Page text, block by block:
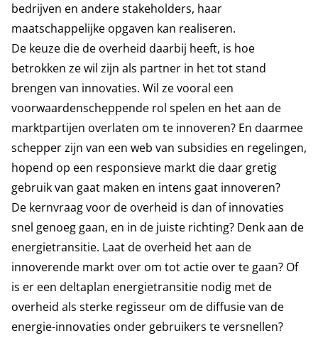
bedrijven en andere stakeholders, haar
maatschappelijke opgaven kan realiseren.
De keuze die de overheid daarbij heeft, is hoe
betrokken ze wil zijn als partner in het tot stand
brengen van innovaties. Wil ze vooral een
voorwaardenscheppende rol spelen en het aan de
marktpartijen overlaten om te innoveren? En daarmee
schepper zijn van een web van subsidies en regelingen,
hopend op een responsieve markt die daar gretig
gebruik van gaat maken en intens gaat innoveren?
De kernvraag voor de overheid is dan of innovaties
snel genoeg gaan, en in de juiste richting? Denk aan de
energietransitie. Laat de overheid het aan de
innoverende markt over om tot actie over te gaan? Of
is er een deltaplan energietransitie nodig met de
overheid als sterke regisseur om de diffusie van de
energie-innovaties onder gebruikers te versnellen?